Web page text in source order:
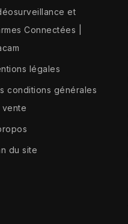
et
Connectées |
légales
conditions générales
vente
du site